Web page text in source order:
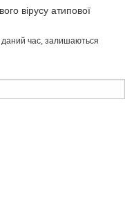
вірусу атипової
даний час, залишаються